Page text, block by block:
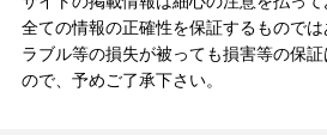
全ての情報の正確性を保証するもので
ラブル等の損失が被っても損害等の保
ので、予めご了承下さい。